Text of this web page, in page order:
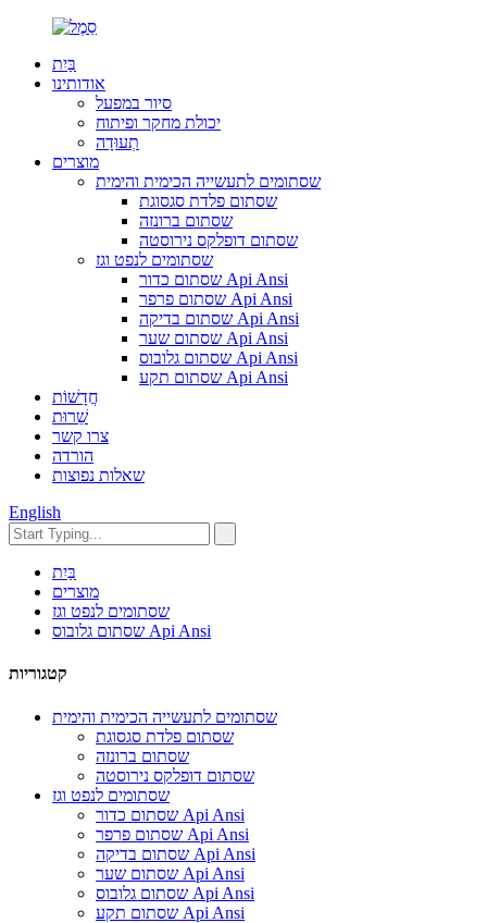
בַּיִת
אודותינו
סיור במפעל
יכולת מחקר ופיתוח
תְעוּדָה
מוצרים
שסתומים לתעשייה הכימית והימית
שסתום פלדת סגסוגת
שסתום ברונזה
שסתום דופלקס נירוסטה
שסתומים לנפט וגז
שסתום כדור Api Ansi
שסתום פרפר Api Ansi
שסתום בדיקה Api Ansi
שסתום שער Api Ansi
שסתום גלובוס Api Ansi
שסתום תקע Api Ansi
חֲדָשׁוֹת
שֵׁרוּת
צרו קשר
הורדה
שאלות נפוצות
English
בַּיִת
מוצרים
שסתומים לנפט וגז
שסתום גלובוס Api Ansi
קטגוריות
שסתומים לתעשייה הכימית והימית
שסתום פלדת סגסוגת
שסתום ברונזה
שסתום דופלקס נירוסטה
שסתומים לנפט וגז
שסתום כדור Api Ansi
שסתום פרפר Api Ansi
שסתום בדיקה Api Ansi
שסתום שער Api Ansi
שסתום גלובוס Api Ansi
שסתום תקע Api Ansi